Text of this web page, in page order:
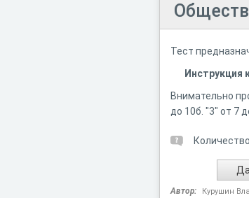
Тест
Инструкция
Внимательно
до 10б. "3" от 7
Автор: Курушин